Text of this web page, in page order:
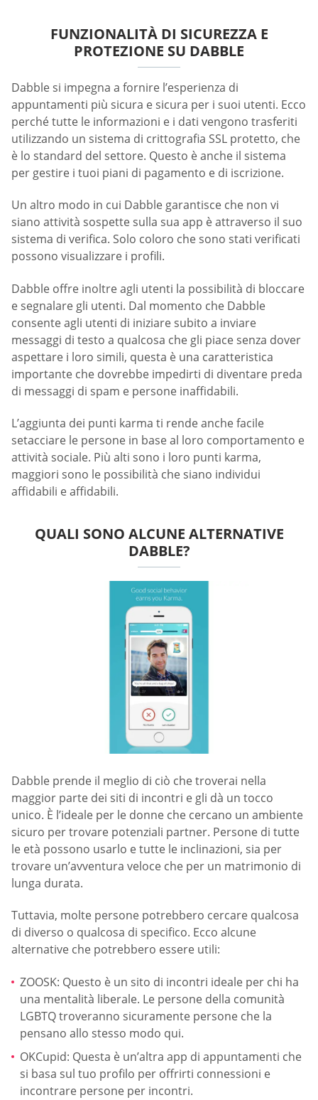
FUNZIONALITÀ DI SICUREZZA E
PROTEZIONE SU DABBLE
Dabble si impegna a fornire l’esperienza di
appuntamenti più sicura e sicura per i suoi utenti. Ecco
perché tutte le informazioni e i dati vengono trasferiti
utilizzando un sistema di crittografia SSL protetto, che
è lo standard del settore. Questo è anche il sistema
per gestire i tuoi piani di pagamento e di iscrizione.
Un altro modo in cui Dabble garantisce che non vi
siano attività sospette sulla sua app è attraverso il suo
sistema di verifica. Solo coloro che sono stati verificati
possono visualizzare i profili.
Dabble offre inoltre agli utenti la possibilità di bloccare
e segnalare gli utenti. Dal momento che Dabble
consente agli utenti di iniziare subito a inviare
messaggi di testo a qualcosa che gli piace senza dover
aspettare i loro simili, questa è una caratteristica
importante che dovrebbe impedirti di diventare preda
di messaggi di spam e persone inaffidabili.
L’aggiunta dei punti karma ti rende anche facile
setacciare le persone in base al loro comportamento e
attività sociale. Più alti sono i loro punti karma,
maggiori sono le possibilità che siano individui
affidabili e affidabili.
QUALI SONO ALCUNE ALTERNATIVE
DABBLE?
Dabble prende il meglio di ciò che troverai nella
maggior parte dei siti di incontri e gli dà un tocco
unico. È l’ideale per le donne che cercano un ambiente
sicuro per trovare potenziali partner. Persone di tutte
le età possono usarlo e tutte le inclinazioni, sia per
trovare un’avventura veloce che per un matrimonio di
lunga durata.
Tuttavia, molte persone potrebbero cercare qualcosa
di diverso o qualcosa di specifico. Ecco alcune
alternative che potrebbero essere utili:
ZOOSK: Questo è un sito di incontri ideale per chi ha
una mentalità liberale. Le persone della comunità
LGBTQ troveranno sicuramente persone che la
pensano allo stesso modo qui.
OKCupid: Questa è un’altra app di appuntamenti che
si basa sul tuo profilo per offrirti connessioni e
incontrare persone per incontri.